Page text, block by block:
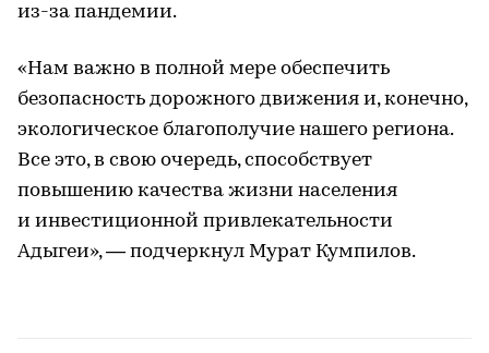
из-за пандемии.
«Нам важно в полной мере обеспечить
безопасность дорожного движения и, конечно,
экологическое благополучие нашего региона.
Все это, в свою очередь, способствует
повышению качества жизни населения
и инвестиционной привлекательности
Адыгеи», — подчеркнул Мурат Кумпилов.